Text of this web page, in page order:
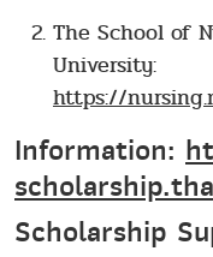
The School of
University:
https://
Information:
Scholarship